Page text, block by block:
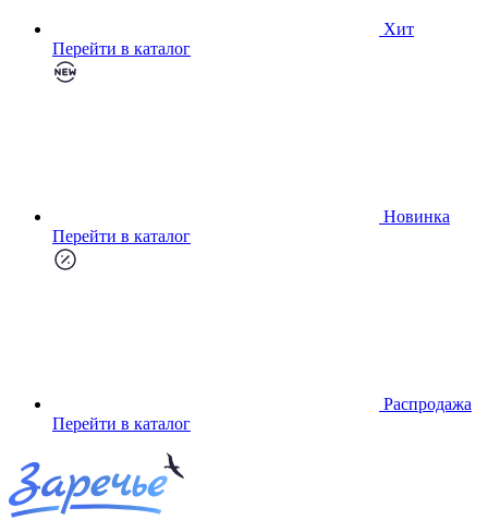
Хит
Перейти в каталог
Новинка
Перейти в каталог
Распродажа
Перейти в каталог